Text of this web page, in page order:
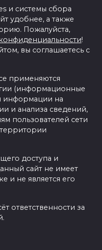
и системы сбора
удобнее, а также
Пожалуйста,
!
вы соглашаетесь с
применяются
(информационные
информации на
и анализа сведений,
пользователей сети
доступа и
сайт не имеет
и не является его
ответственности за